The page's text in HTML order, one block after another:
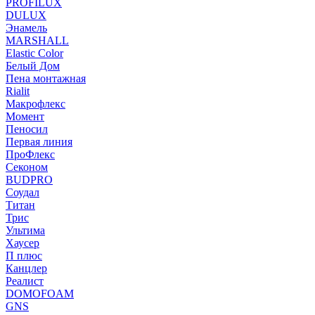
PROFILUX
DULUX
Энамель
MARSHALL
Elastic Color
Белый Дом
Пена монтажная
Rialit
Макрофлекс
Момент
Пеносил
Первая линия
ПроФлекс
Секоном
BUDPRO
Соудал
Титан
Трис
Ультима
Хаусер
П плюс
Канцлер
Реалист
DOMOFOAM
GNS